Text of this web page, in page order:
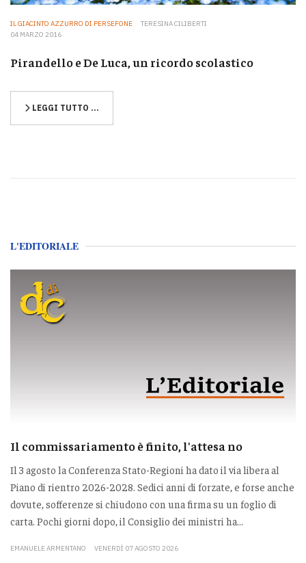
IL GIACINTO AZZURRO DI PERSEFONE
TERESINA CILIBERTI
04 MARZO 2016
Pirandello e De Luca, un ricordo scolastico
LEGGI TUTTO …
L'EDITORIALE
Il commissariamento è finito, l'attesa no
Il 3 agosto la Conferenza Stato-Regioni ha dato il via libera al
Piano di rientro 2026-2028. Sedici anni di forzate, e forse anche
dovute, sofferenze si chiudono con una firma su un foglio di
carta. Pochi giorni dopo, il Consiglio dei ministri ha...
EMANUELE ARMENTANO VENERDÌ 07 AGOSTO 2026